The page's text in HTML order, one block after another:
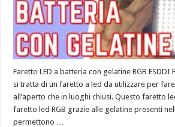
Faretto LED a batteria con gelatine RGB ESDDI
si tratta di un faretto a led da utilizzare per
all’aperto che in luoghi chiusi. Questo faretto
faretto led RGB grazie alle gelatine presenti
permettono …